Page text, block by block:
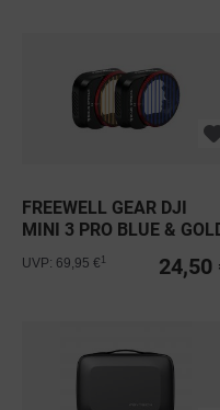
FREEWELL GEAR DJI
MINI 3 PRO BLUE &
STREAK...
24,50
UVP: 69,95 €